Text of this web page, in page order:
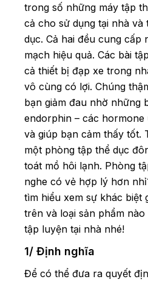
trong số những máy tập
cả cho sử dụng tại nhà
dục. Cả hai đều cung cấp
mạch hiệu quả. Các bài
cả thiết bị đạp xe trong
vô cùng có lợi. Chúng
bạn giảm đau nhờ những
endorphin – các
và giúp bạn cảm thấy tốt.
một phòng tập thể dục
toát mồ hôi lạnh. Phòng
nghe có vẻ hợp lý hơn
tìm hiểu xem sự khác biệt
trên và loại sản phẩm
tập luyện tại nhà nhé!
1/ Định nghĩa
Để có thể đưa ra quyết